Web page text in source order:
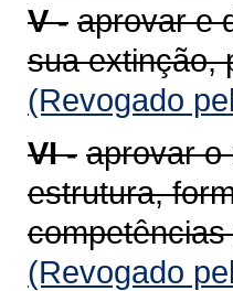
V - aprovar e
sua extinção,
(Revogado
VI - aprovar o
estrutura,
(Revogado